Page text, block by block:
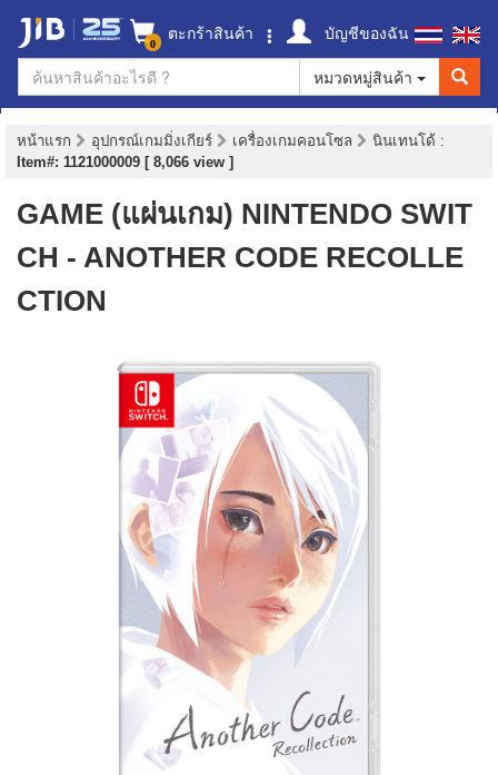
0 ตะกร้าสินค้า
บัญชีของฉัน
หมวดหมู่สินค้า
หน้าแรก อุปกรณ์เกมมิ่งเกียร์ เครื่องเกมคอนโซล นินเทนโด้ :
Item#: 1121000009 [ 8,066 view ]
GAME (แผ่นเกม) NINTENDO SWIT
CH - ANOTHER CODE RECOLLE
CTION